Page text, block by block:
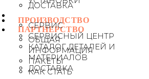
ДОСТАВКА
ПРОИЗВОДСТВО
ПАРТНЕРСТВО
ОБЩАЯ
ИНФОРМАЦИЯ
ПАКЕТЫ
КАК СТАТЬ
СЕРВИС
СЕРВИСНЫЙ ЦЕНТР
КАТАЛОГ ДЕТАЛЕЙ И
МАТЕРИАЛОВ
ДОСТАВКА